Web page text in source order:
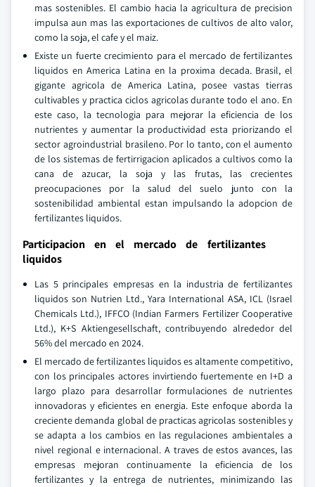
mas sostenibles. El cambio hacia la agricultura de precision
impulsa aun mas las exportaciones de cultivos de alto valor,
como la soja, el cafe y el maiz.
Existe un fuerte crecimiento para el mercado de fertilizantes
liquidos en America Latina en la proxima decada. Brasil, el
gigante agricola de America Latina, posee vastas tierras
cultivables y practica ciclos agricolas durante todo el ano. En
este caso, la tecnologia para mejorar la eficiencia de los
nutrientes y aumentar la productividad esta priorizando el
sector agroindustrial brasileno. Por lo tanto, con el aumento
de los sistemas de fertirrigacion aplicados a cultivos como la
cana de azucar, la soja y las frutas, las crecientes
preocupaciones por la salud del suelo junto con la
sostenibilidad ambiental estan impulsando la adopcion de
fertilizantes liquidos.
Participacion en el mercado de fertilizantes
liquidos
Las 5 principales empresas en la industria de fertilizantes
liquidos son Nutrien Ltd., Yara International ASA, ICL (Israel
Chemicals Ltd.), IFFCO (Indian Farmers Fertilizer Cooperative
Ltd.), K+S Aktiengesellschaft, contribuyendo alrededor del
56% del mercado en 2024.
El mercado de fertilizantes liquidos es altamente competitivo,
con los principales actores invirtiendo fuertemente en I+D a
largo plazo para desarrollar formulaciones de nutrientes
innovadoras y eficientes en energia. Este enfoque aborda la
creciente demanda global de practicas agricolas sostenibles y
se adapta a los cambios en las regulaciones ambientales a
nivel regional e internacional. A traves de estos avances, las
empresas mejoran continuamente la eficiencia de los
fertilizantes y la entrega de nutrientes, minimizando las